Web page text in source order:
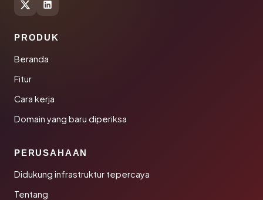
PRODUK
Beranda
Fitur
Cara kerja
Domain yang baru diperiksa
PERUSAHAAN
Didukung infrastruktur tepercaya
Tentang